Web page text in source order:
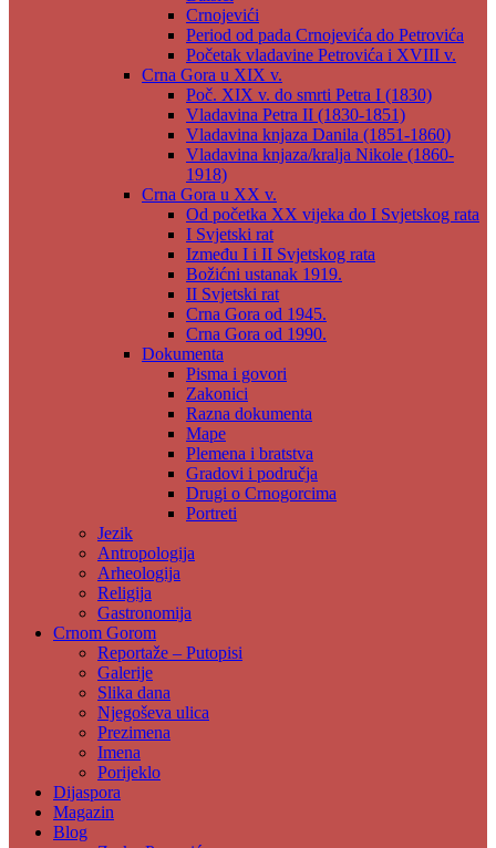
Crnojevići
Period od pada Crnojevića do Petrovića
Početak vladavine Petrovića i XVIII v.
Crna Gora u XIX v.
Poč. XIX v. do smrti Petra I (1830)
Vladavina Petra II (1830-1851)
Vladavina knjaza Danila (1851-1860)
Vladavina knjaza/kralja Nikole (1860-
1918)
Crna Gora u XX v.
Od početka XX vijeka do I Svjetskog rata
I Svjetski rat
Između I i II Svjetskog rata
Božićni ustanak 1919.
II Svjetski rat
Crna Gora od 1945.
Crna Gora od 1990.
Dokumenta
Pisma i govori
Zakonici
Razna dokumenta
Mape
Plemena i bratstva
Gradovi i područja
Drugi o Crnogorcima
Portreti
Jezik
Antropologija
Arheologija
Religija
Gastronomija
Crnom Gorom
Reportaže – Putopisi
Galerije
Slika dana
Njegoševa ulica
Prezimena
Imena
Porijeklo
Dijaspora
Magazin
Blog